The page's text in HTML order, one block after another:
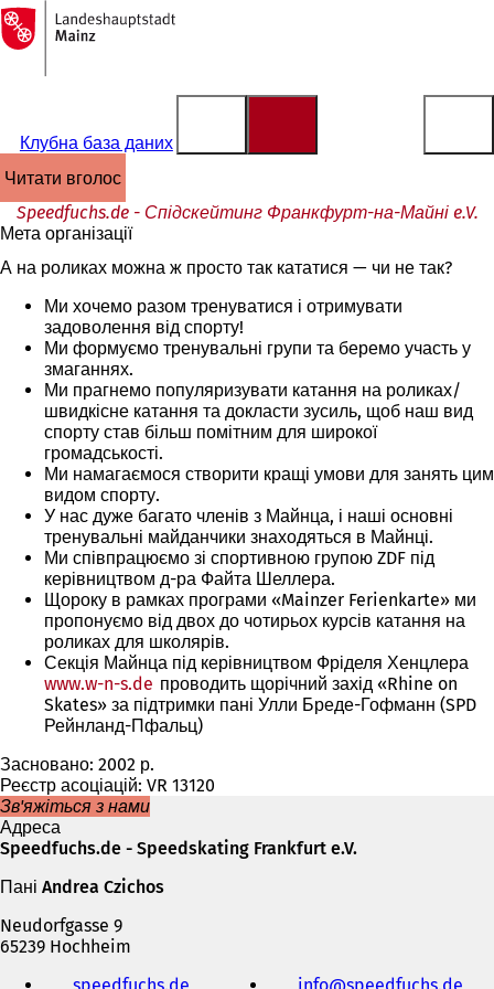
Перейти до змісту
На
головну
сторінку
Клубна база даних
читати вголос
Speedfuchs.de - Спідскейтинг Франкфурт-на-Майні e.V.
Мета організації
А на роликах можна ж просто так кататися — чи не так?
Ми хочемо разом тренуватися і отримувати
задоволення від спорту!
Ми формуємо тренувальні групи та беремо участь у
змаганнях.
Ми прагнемо популяризувати катання на роликах/
швидкісне катання та докласти зусиль, щоб наш вид
спорту став більш помітним для широкої
громадськості.
Ми намагаємося створити кращі умови для занять цим
видом спорту.
У нас дуже багато членів з Майнца, і наші основні
тренувальні майданчики знаходяться в Майнці.
Ми співпрацюємо зі спортивною групою ZDF під
керівництвом д-ра Файта Шеллера.
Щороку в рамках програми «Mainzer Ferienkarte» ми
пропонуємо від двох до чотирьох курсів катання на
роликах для школярів.
Секція Майнца під керівництвом Фріделя Хенцлера
www.w-n-s.de проводить щорічний захід «Rhine on
Skates» за підтримки пані Улли Бреде-Гофманн (SPD
Рейнланд-Пфальц)
Засновано: 2002 р.
Реєстр асоціацій: VR 13120
Зв'яжіться з нами
Адреса
Speedfuchs.de - Speedskating Frankfurt e.V.
Пані Andrea Czichos
Neudorfgasse 9
65239 Hochheim